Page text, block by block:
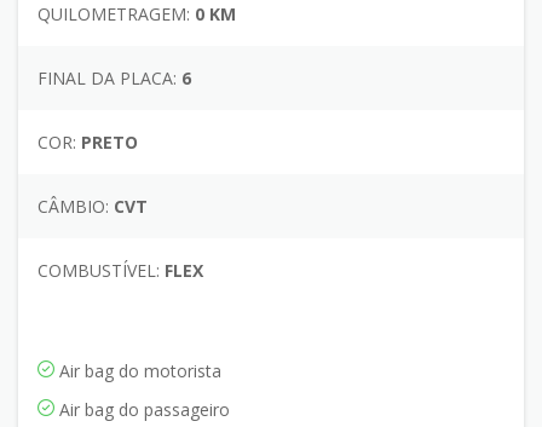
QUILOMETRAGEM: 0 KM
FINAL DA PLACA: 6
COR: PRETO
CÂMBIO: CVT
COMBUSTÍVEL: FLEX
Air bag do motorista
Air bag do passageiro